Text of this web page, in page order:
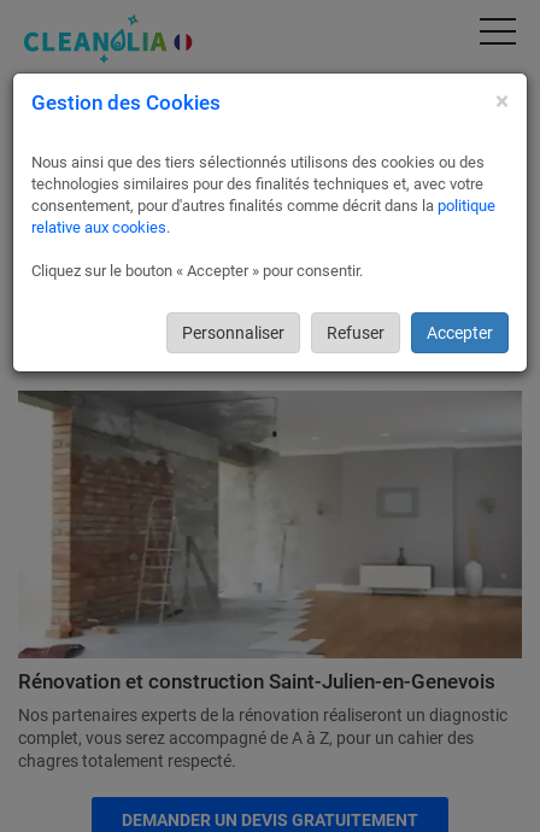
Rénovation de maisons, appartements et
Genevois
Pour une transformation complète de votre espace à Saint-
Julien-en-Genevois, choisir un professionnel comme l'expert
Découvrez les avantages de leur service complet, où une
équipe multidisciplinaire d’experts en maçonnerie, peinture,
électricité et plomberie travaillera à redonner vie à votre
domicile ou local commercial.
Rénovation et construction Saint-Julien-en-Genevois
Nos partenaires experts de la rénovation réaliseront un diagnostic
complet, vous serez accompagné de A à Z, pour un cahier des
chagres totalement respecté.
DEMANDER UN DEVIS GRATUITEMENT
Gestion des Cookies ×
Nous ainsi que des tiers sélectionnés utilisons des cookies ou des
technologies similaires pour des finalités techniques et, avec votre
consentement, pour d'autres finalités comme décrit dans la politique
relative aux cookies.
Cliquez sur le bouton « Accepter » pour consentir.
Personnaliser Refuser Accepter